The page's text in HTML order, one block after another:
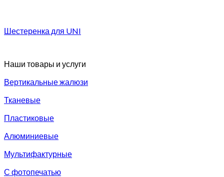
Шестеренка для UNI
Наши товары и услуги
Вертикальные жалюзи
Тканевые
Пластиковые
Алюминиевые
Мультифактурные
С фотопечатью